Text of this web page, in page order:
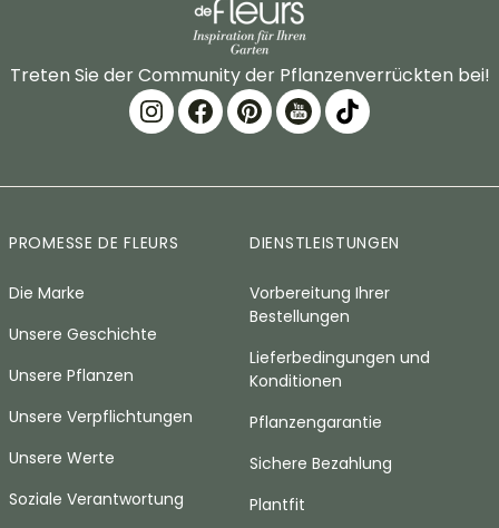
Treten Sie der Community der Pflanzenverrückten bei!
PROMESSE DE FLEURS
Die Marke
Unsere Geschichte
Unsere Pflanzen
Unsere Verpflichtungen
Unsere Werte
Soziale Verantwortung
DIENSTLEISTUNGEN
Vorbereitung Ihrer
Bestellungen
Lieferbedingungen und
Konditionen
Pflanzengarantie
Sichere Bezahlung
Plantfit